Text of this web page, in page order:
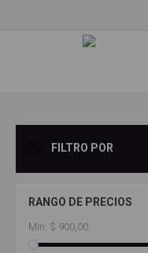
FILTRO POR
RANGO DE PRECIOS
Min: $ 900,00